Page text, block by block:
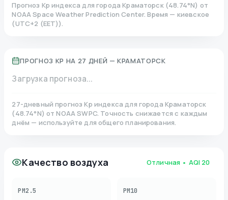
Прогноз Kp индекса для города Краматорск(48.74°N) от
NOAA Space Weather Prediction Center. Время — киевское
(UTC+2 (EET)).
ПРОГНОЗ KP НА 27 ДНЕЙ — КРАМАТОРСК
Загрузка прогноза...
27-дневный прогноз Kp индекса для города Краматорск
(48.74°N)от NOAA SWPC. Точность снижается с каждым
днём — используйте для общего планирования.
Качество воздуха Отличная • AQI 20
PM2.5 PM10